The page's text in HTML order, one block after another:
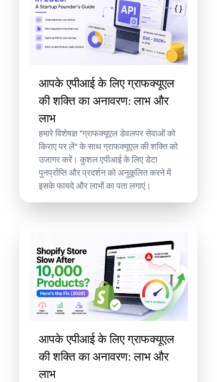
आपके एपीआई के लिए ग्राफक्यूएल
की शक्ति का अनावरण: लाभ और
लाभ
हमारे विशेषज्ञ "ग्राफक्यूएल डेवलपर सेवाओं को
किराए पर लें" के साथ ग्राफक्यूएल की शक्ति को
उजागर करें। कुशल एपीआई के लिए डेटा
पुनर्प्राप्ति और प्रदर्शन को अनुकूलित करने में
इसके फायदे और लाभों का पता लगाएं।
आपके एपीआई के लिए ग्राफक्यूएल
की शक्ति का अनावरण: लाभ और
लाभ